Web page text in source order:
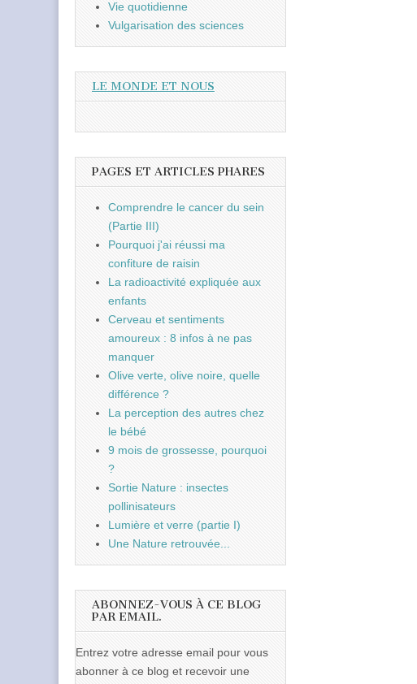
Vie quotidienne
Vulgarisation des sciences
LE MONDE ET NOUS
PAGES ET ARTICLES PHARES
Comprendre le cancer du sein
(Partie III)
Pourquoi j'ai réussi ma
confiture de raisin
La radioactivité expliquée aux
enfants
Cerveau et sentiments
amoureux : 8 infos à ne pas
manquer
Olive verte, olive noire, quelle
différence ?
La perception des autres chez
le bébé
9 mois de grossesse, pourquoi
?
Sortie Nature : insectes
pollinisateurs
Lumière et verre (partie I)
Une Nature retrouvée...
ABONNEZ-VOUS À CE BLOG
PAR EMAIL.
Entrez votre adresse email pour vous
abonner à ce blog et recevoir une